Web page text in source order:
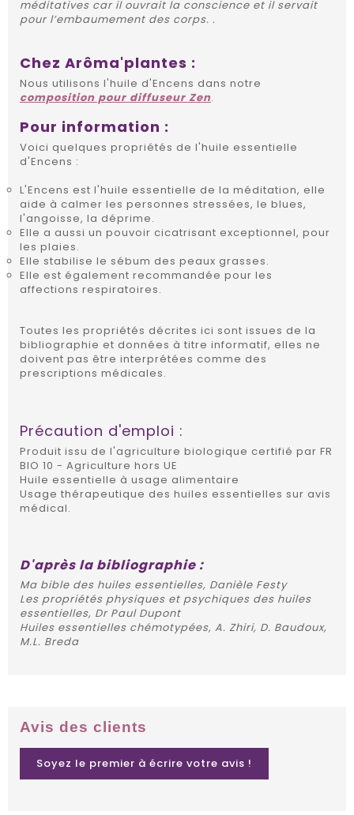
méditatives car il ouvrait la conscience et il servait
pour l’embaumement des corps. .
Chez Arôma'plantes :
Nous utilisons l'huile d'Encens dans notre
composition pour diffuseur Zen.
Pour information :
Voici quelques propriétés de l'huile essentielle
d'Encens :
L'Encens est l'huile essentielle de la méditation, elle
aide à calmer les personnes stressées, le blues,
l'angoisse, la déprime.
Elle a aussi un pouvoir cicatrisant exceptionnel, pour
les plaies.
Elle stabilise le sébum des peaux grasses.
Elle est également recommandée pour les
affections respiratoires.
Toutes les propriétés décrites ici sont issues de la
bibliographie et données à titre informatif, elles ne
doivent pas être interprétées comme des
prescriptions médicales.
Précaution d'emploi :
Produit issu de l'agriculture biologique certifié par FR
BIO 10 - Agriculture hors UE
Huile essentielle à usage alimentaire
Usage thérapeutique des huiles essentielles sur avis
médical.
D'après la bibliographie :
Ma bible des huiles essentielles, Danièle Festy
Les propriétés physiques et psychiques des huiles
essentielles, Dr Paul Dupont
Huiles essentielles chémotypées, A. Zhiri, D. Baudoux,
M.L. Breda
Avis des clients
Soyez le premier à écrire votre avis !